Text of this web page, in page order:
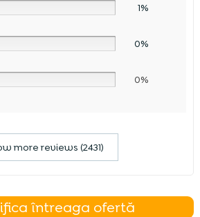
1%
0%
0%
more reviews (2431)
întreaga ofertă